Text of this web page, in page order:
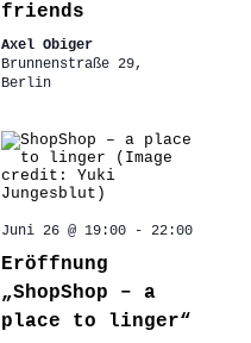
friends
Axel Obiger
Brunnenstraße 29,
Berlin
Juni 26 @ 19:00- 22:00
Eröffnung
„ShopShop – a
place to linger“